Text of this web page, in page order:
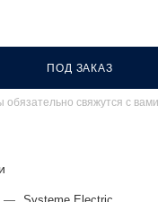
ПОД ЗАКАЗ
свяжутся с